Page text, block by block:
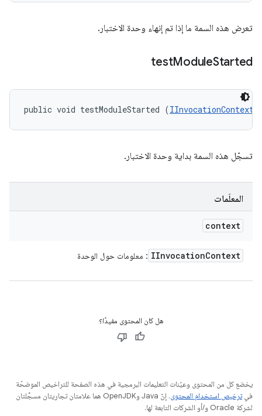
تعرض هذه السمة ما إذا تم إنهاء وحدة الاختبار.
testModuleStarted
public void testModuleStarted (IInvocationContext
تسجّل هذه السمة بداية وحدة الاختبار.
المعلَمات
context
IInvocationContext : معلومات حول الوحدة
هل كان المحتوى مفيدًا؟
يخضع كل من المحتوى وعيّنات التعليمات البرمجية في هذه الصفحة للتراخيص الموضحّة
فيترخيص استخدام المحتوى
. إنّ Java وOpenJDK هما علامتان تجاريتان مسجَّلتان
لشركة Oracle و/أو الشركات التابعة لها.